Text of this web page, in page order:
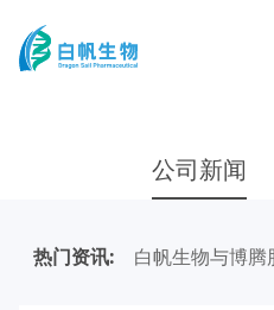
公司新闻
热门资讯: 白帆生物与博腾股份达成战